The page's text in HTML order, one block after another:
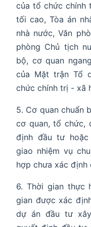
của tổ chức chính
tối cao, Tòa án
nhà nước, Văn
phòng Chủ tịch
bộ, cơ quan
của Mặt trận Tổ
chức chính trị - xã
5. Cơ quan chuẩn
cơ quan, tổ chức,
định đầu tư
giao nhiệm vụ
hợp chưa xác định
6. Thời gian thực
gian được xác
dự án đầu tư